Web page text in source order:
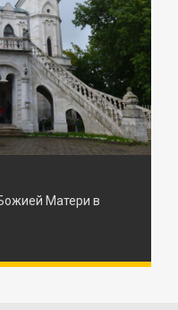
Матери в